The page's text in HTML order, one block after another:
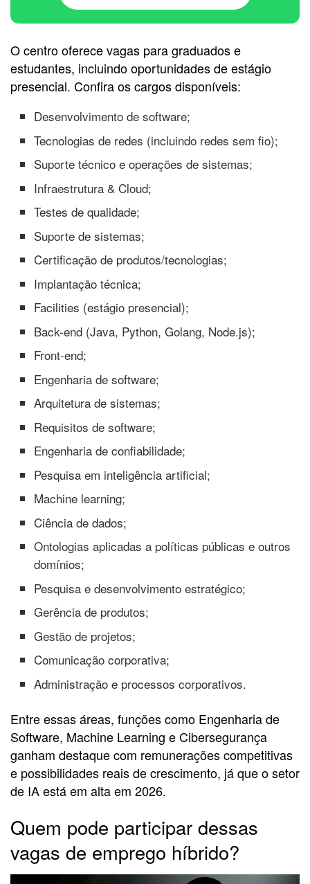
O centro oferece vagas para graduados e
estudantes, incluindo oportunidades de estágio
presencial. Confira os cargos disponíveis:
Desenvolvimento de software;
Tecnologias de redes (incluindo redes sem fio);
Suporte técnico e operações de sistemas;
Infraestrutura & Cloud;
Testes de qualidade;
Suporte de sistemas;
Certificação de produtos/tecnologias;
Implantação técnica;
Facilities (estágio presencial);
Back-end (Java, Python, Golang, Node.js);
Front-end;
Engenharia de software;
Arquitetura de sistemas;
Requisitos de software;
Engenharia de confiabilidade;
Pesquisa em inteligência artificial;
Machine learning;
Ciência de dados;
Ontologias aplicadas a políticas públicas e outros
domínios;
Pesquisa e desenvolvimento estratégico;
Gerência de produtos;
Gestão de projetos;
Comunicação corporativa;
Administração e processos corporativos.
Entre essas áreas, funções como Engenharia de
Software, Machine Learning e Cibersegurança
ganham destaque com remunerações competitivas
e possibilidades reais de crescimento, já que o setor
de IA está em alta em 2026.
Quem pode participar dessas
vagas de emprego híbrido?